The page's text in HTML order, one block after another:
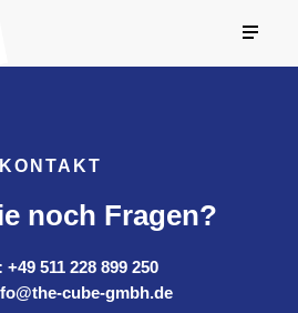
KONTAKT
noch Fragen?
+49 511 228 899 250
cube-gmbh.de